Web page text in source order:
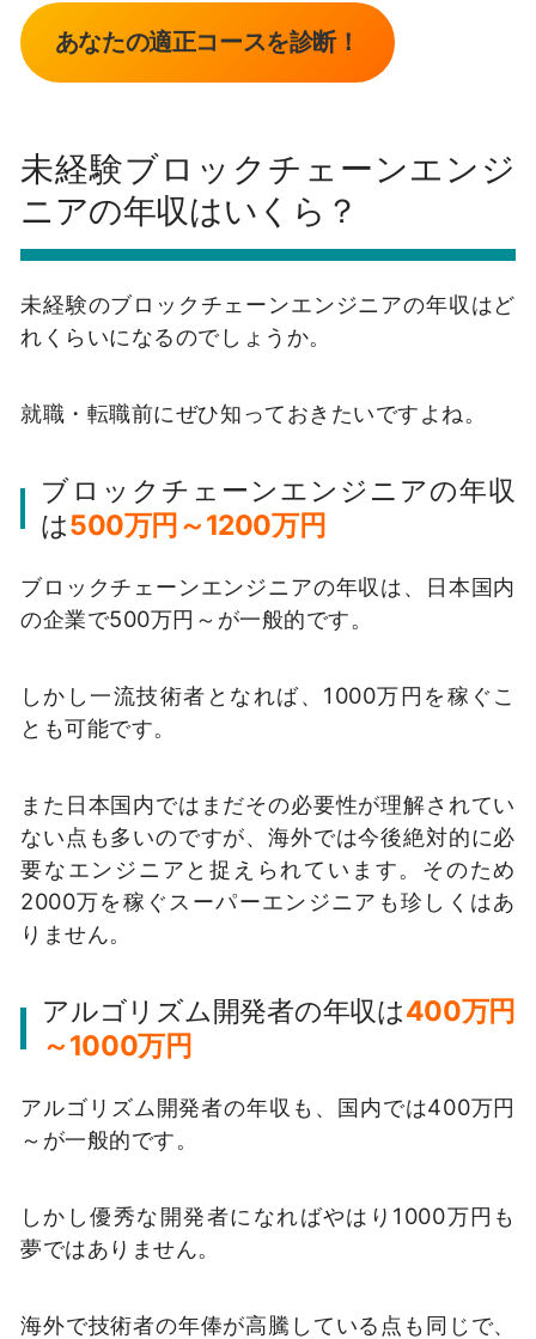
あなたの適正コースを診断！
未経験ブロックチェーンエンジ
ニアの年収はいくら？
未経験のブロックチェーンエンジニアの年収はど
れくらいになるのでしょうか。
就職・転職前にぜひ知っておきたいですよね。
ブロックチェーンエンジニアの年収
は500万円～1200万円
ブロックチェーンエンジニアの年収は、日本国内
の企業で500万円～が一般的です。
しかし一流技術者となれば、1000万円を稼ぐこ
とも可能です。
また日本国内ではまだその必要性が理解されてい
ない点も多いのですが、海外では今後絶対的に必
要なエンジニアと捉えられています。 そのため
2000万を稼ぐスーパーエンジニアも珍しくはあ
りません。
アルゴリズム開発者の年収は400万円
～1000万円
アルゴリズム開発者の年収も、国内では400万円
～が一般的です。
しかし優秀な開発者になればやはり1000万円も
夢ではありません。
海外で技術者の年俸が高騰している点も同じで、